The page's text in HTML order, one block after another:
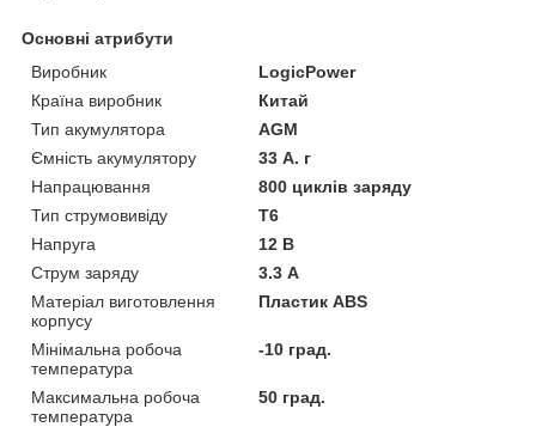
Основні атрибути
Виробник
LogicPower
Країна виробник
Китай
Тип акумулятора
AGM
Ємність акумулятору
33 А. г
Напрацювання
800 циклів заряду
Тип струмовивіду
T6
Напруга
12 В
Струм заряду
3.3 А
Матеріал виготовлення
корпусу
Пластик ABS
Мінімальна робоча
температура
-10 град.
Максимальна робоча
температура
50 град.